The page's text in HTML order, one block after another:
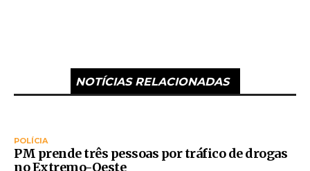
NOTÍCIAS RELACIONADAS
POLÍCIA
PM prende três pessoas por tráfico de drogas
no Extremo-Oeste